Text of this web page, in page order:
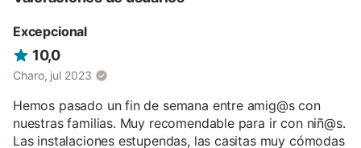
reuniones familiares, de amigos, cumpleaños, comuniones, etc.
horno de leña, sofás, barra de bar, grifo de cerveza, botellero,
frigorífico, menaje y microondas.
NOTA
El salón acristalado no dispone de ningún tipo aparato
reproductor audiovisual o de música. El Colmenar de las Eras no
organiza ningún tipo de evento, solo alquilamos el espacio
Excepcional
10,0
Charo, jul 2023
Hemos pasado un fin de semana entre amig@s con
nuestras familias. Muy recomendable para ir con niñ@s.
Las instalaciones estupendas, las casitas muy cómodas